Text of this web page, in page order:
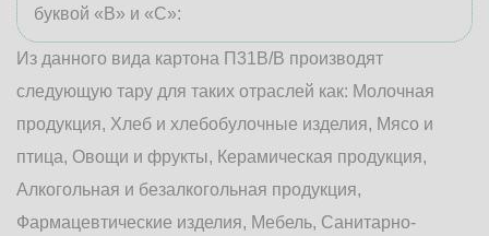
буквой «В» и «С»:
Из данного вида картона П31В/B производят
следующую тару для таких отраслей как: Молочная
продукция, Хлеб и хлебобулочные изделия, Мясо и
птица, Овощи и фрукты, Керамическая продукция,
Алкогольная и безалкогольная продукция,
Фармацевтические изделия, Мебель, Санитарно-